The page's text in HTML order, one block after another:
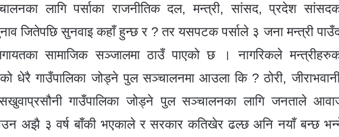
लागि पर्साका राजनीतिक दल, मन्त्री, सांसद, प्रदेश
जितेपछि सुनवाइ कहाँ हुन्छ र ? तर यसपटक पर्साले ३ जना मन्त्री
सामाजिक सञ्जालमा ठाउँ पाएको छ । नागरिकले
धेरै गाउँपालिका जोड्ने पुल सञ्चालनमा आउला कि ? ठोरी,
गाउँपालिका जोड्ने पुल सञ्चालनका लागि जनताले
अझै ३ वर्ष बाँकी भएकाले र सरकार कतिखेर ढल्छ अनि नयाँ बन्छ